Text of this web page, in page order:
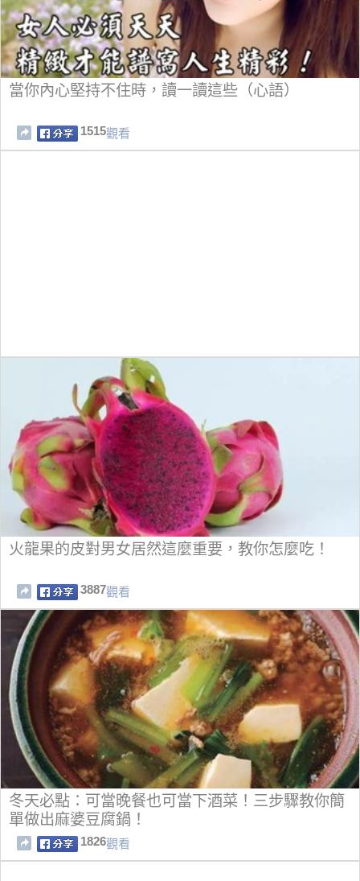
當你內心堅持不住時，讀一讀這些（心語）
1515觀看
火龍果的皮對男女居然這麼重要，教你怎麼吃！
3887觀看
冬天必點：可當晚餐也可當下酒菜！三步驟教你簡
單做出麻婆豆腐鍋！
1826觀看